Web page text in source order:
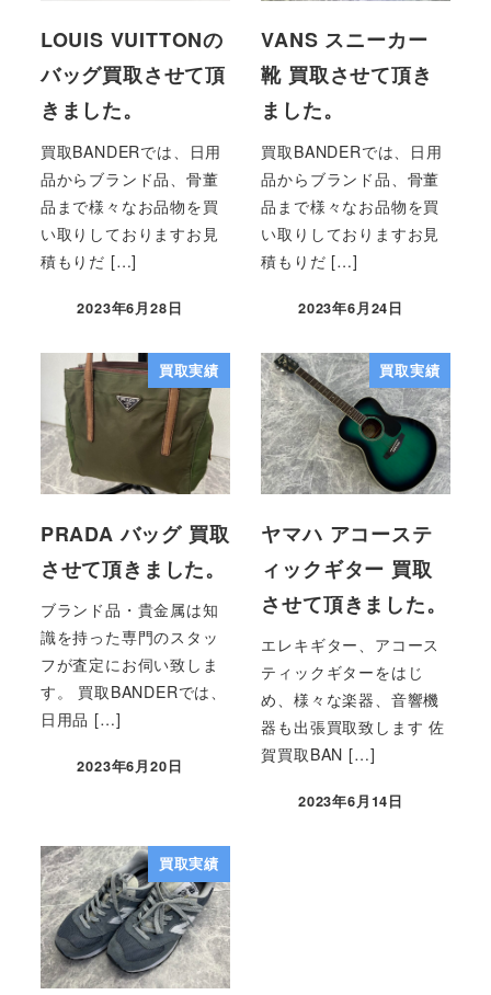
LOUIS VUITTONの
バッグ買取させて頂
きました。
買取BANDERでは、日用
品からブランド品、骨董
品まで様々なお品物を買
い取りしておりますお見
積もりだ […]
2023年6月28日
VANS スニーカー
靴 買取させて頂き
ました。
買取BANDERでは、日用
品からブランド品、骨董
品まで様々なお品物を買
い取りしておりますお見
積もりだ […]
2023年6月24日
買取実績
PRADA バッグ 買取
させて頂きました。
ブランド品・貴金属は知
識を持った専門のスタッ
フが査定にお伺い致しま
す。 買取BANDERでは、
日用品 […]
2023年6月20日
買取実績
ヤマハ アコーステ
ィックギター 買取
させて頂きました。
エレキギター、アコース
ティックギターをはじ
め、様々な楽器、音響機
器も出張買取致します 佐
賀買取BAN […]
2023年6月14日
買取実績